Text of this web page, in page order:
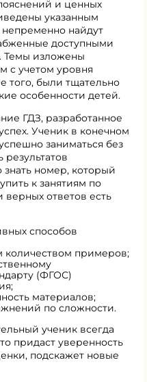
и ценных
указанным
найдут
доступными
Темы изложены
с учетом уровня
того, были тщательно
особенности детей.
ГДЗ, разработанное
Ученик в конечном
заниматься без
знать номер, который
к занятиям по
ответов есть
способов
количеством примеров;
(ФГОС)
материалов;
по сложности.
ученик всегда
придаст уверенность
подскажет новые